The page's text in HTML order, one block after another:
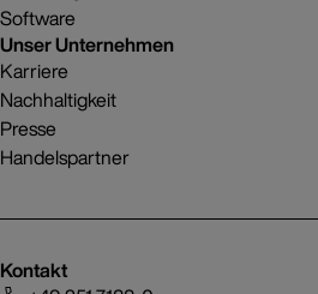
Software
Unser Unternehmen
Karriere
Nachhaltigkeit
Presse
Handelspartner
Kontakt